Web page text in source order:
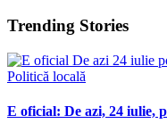
Trending Stories
Politică locală
E oficial: De azi, 24 iulie,